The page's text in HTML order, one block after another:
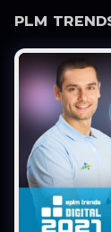
PLM